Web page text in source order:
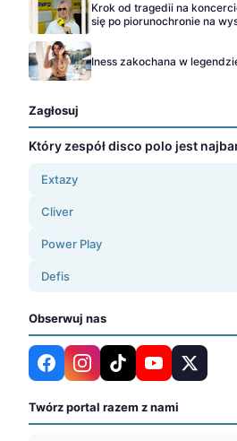
Krok od tragedii na
się po piorunochronie na
Iness zakochana w
Zagłosuj
Który zespół disco polo jest
Extazy
Cliver
Power Play
Defis
Obserwuj nas
Twórz portal razem z nami